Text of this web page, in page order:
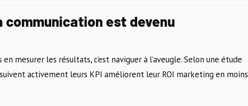
communication est devenu
mesurer les résultats, c’est naviguer à l’aveugle. Selon une étude
activement leurs KPI améliorent leur ROI marketing en moins